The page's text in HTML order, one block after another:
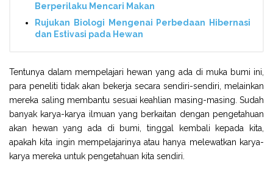
Berperilaku Mencari Makan
Rujukan Biologi Mengenai Perbedaan Hibernasi
dan Estivasi pada Hewan
Tentunya dalam mempelajari hewan yang ada di muka bumi ini,
para peneliti tidak akan bekerja secara sendiri-sendiri, melainkan
mereka saling membantu sesuai keahlian masing-masing. Sudah
banyak karya-karya ilmuan yang berkaitan dengan pengetahuan
akan hewan yang ada di bumi, tinggal kembali kepada kita,
apakah kita ingin mempelajarinya atau hanya melewatkan karya-
karya mereka untuk pengetahuan kita sendiri.